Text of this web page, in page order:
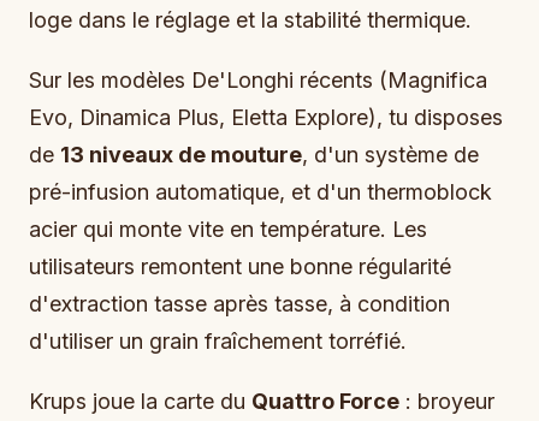
loge dans le réglage et la stabilité thermique.
Sur les modèles De'Longhi récents (Magnifica
Evo, Dinamica Plus, Eletta Explore), tu disposes
de 13 niveaux de mouture, d'un système de
pré-infusion automatique, et d'un thermoblock
acier qui monte vite en température. Les
utilisateurs remontent une bonne régularité
d'extraction tasse après tasse, à condition
d'utiliser un grain fraîchement torréfié.
Krups joue la carte du Quattro Force : broyeur